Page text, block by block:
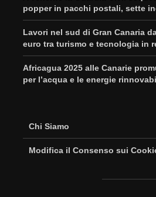
popper in pacchi postali, sette
Lavori nel sud di Gran Canaria
euro tra turismo e tecnologia in
Africagua 2025 alle Canarie
per l’acqua e le energie
Chi Siamo
Modifica il Consenso sui